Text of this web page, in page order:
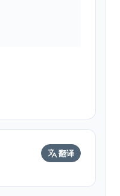
翻译